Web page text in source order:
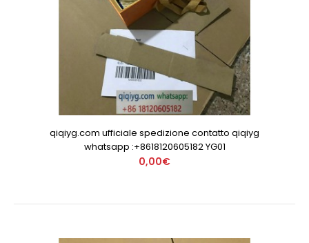
qiqiyg.com ufficiale spedizione contatto qiqiyg
whatsapp :+8618120605182 YG01
0,00€